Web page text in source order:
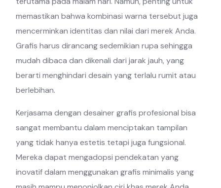
memastikan bahwa kombinasi warna tersebut juga
mencerminkan identitas dan nilai dari merek Anda.
Grafis harus dirancang sedemikian rupa sehingga
mudah dibaca dan dikenali dari jarak jauh, yang
berarti menghindari desain yang terlalu rumit atau
berlebihan.
Kerjasama dengan desainer grafis profesional bisa
sangat membantu dalam menciptakan tampilan
yang tidak hanya estetis tetapi juga fungsional.
Mereka dapat mengadopsi pendekatan yang
inovatif dalam menggunakan grafis minimalis yang